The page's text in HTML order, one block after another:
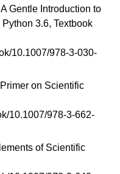
Gentle Introduction to
3.6, Textbook
10.1007/978-3-030-
on Scientific
10.1007/978-3-662-
of Scientific